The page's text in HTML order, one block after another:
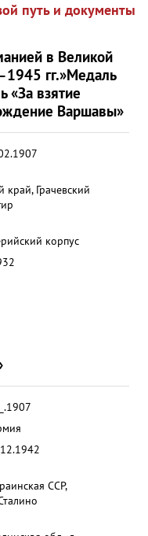
путь и документы
в Великой
гг.»Медаль
«За взятие
Варшавы»
край, Грачевский
корпус
ССР,